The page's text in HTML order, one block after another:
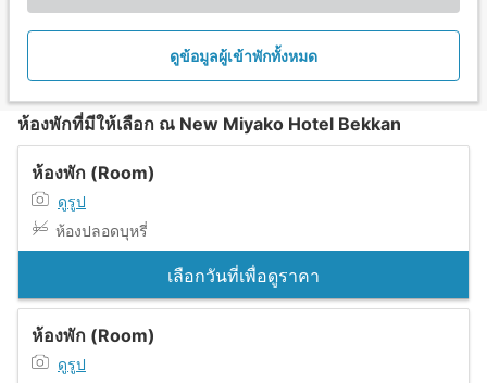
ดูข้อมูลผู้เข้าพักทั้งหมด
ห้องพักที่มีให้เลือก ณ New Miyako Hotel Bekkan
ห้องพัก (Room)
ดูรูป
ห้องปลอดบุหรี่
เลือกวันที่เพื่อดูราคา
ห้องพัก (Room)
ดูรูป